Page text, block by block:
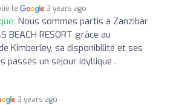
le 3 years ago
Nous sommes partis à Zanzibar
BEACH RESORT grâce au
Kimberley, sa disponibilité et ses
passés un séjour idyllique .
3 years ago